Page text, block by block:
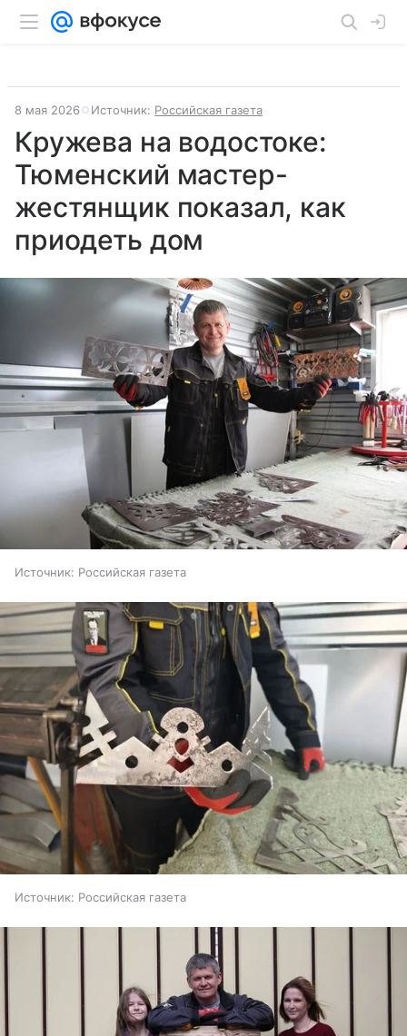
8 мая 2026 Источник: Российская газета
Кружева на водостоке:
Тюменский мастер-
жестянщик показал, как
приодеть дом
Источник: Российская газета
Источник: Российская газета